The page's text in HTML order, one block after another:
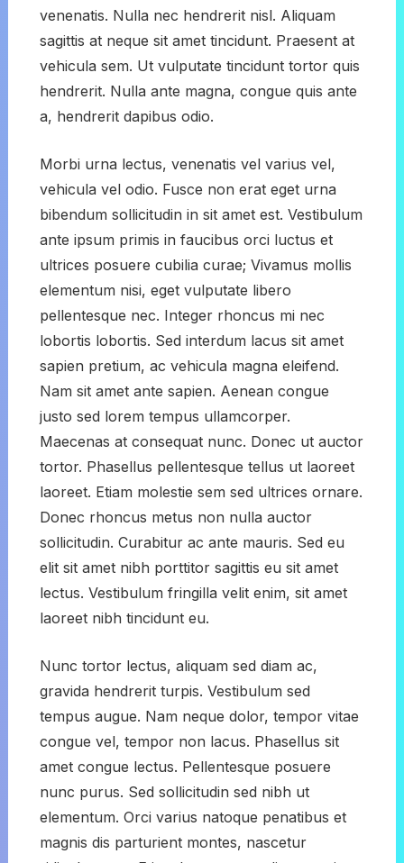
venenatis. Nulla nec hendrerit nisl. Aliquam
sagittis at neque sit amet tincidunt. Praesent at
vehicula sem. Ut vulputate tincidunt tortor quis
hendrerit. Nulla ante magna, congue quis ante
a, hendrerit dapibus odio.
Morbi urna lectus, venenatis vel varius vel,
vehicula vel odio. Fusce non erat eget urna
bibendum sollicitudin in sit amet est. Vestibulum
ante ipsum primis in faucibus orci luctus et
ultrices posuere cubilia curae; Vivamus mollis
elementum nisi, eget vulputate libero
pellentesque nec. Integer rhoncus mi nec
lobortis lobortis. Sed interdum lacus sit amet
sapien pretium, ac vehicula magna eleifend.
Nam sit amet ante sapien. Aenean congue
justo sed lorem tempus ullamcorper.
Maecenas at consequat nunc. Donec ut auctor
tortor. Phasellus pellentesque tellus ut laoreet
laoreet. Etiam molestie sem sed ultrices ornare.
Donec rhoncus metus non nulla auctor
sollicitudin. Curabitur ac ante mauris. Sed eu
elit sit amet nibh porttitor sagittis eu sit amet
lectus. Vestibulum fringilla velit enim, sit amet
laoreet nibh tincidunt eu.
Nunc tortor lectus, aliquam sed diam ac,
gravida hendrerit turpis. Vestibulum sed
tempus augue. Nam neque dolor, tempor vitae
congue vel, tempor non lacus. Phasellus sit
amet congue lectus. Pellentesque posuere
nunc purus. Sed sollicitudin sed nibh ut
elementum. Orci varius natoque penatibus et
magnis dis parturient montes, nascetur